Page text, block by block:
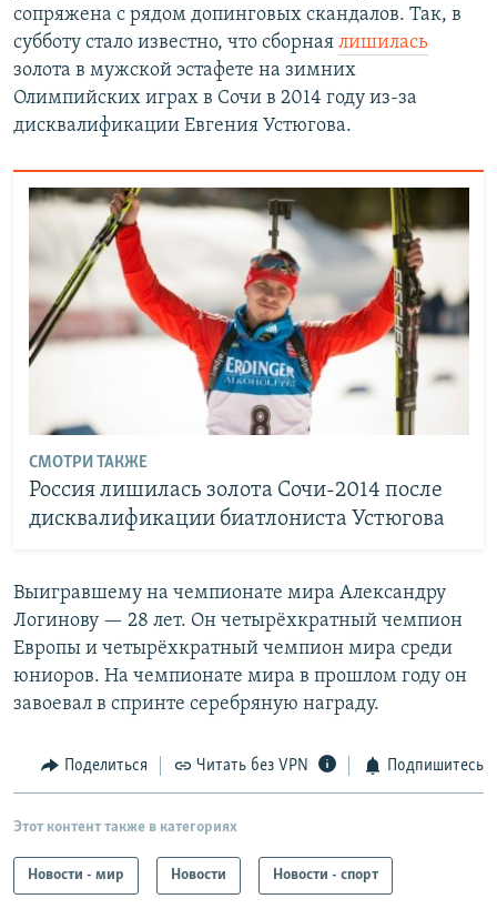
сопряжена с рядом допинговых скандалов. Так, в
субботу стало известно, что сборная лишилась
золота в мужской эстафете на зимних
Олимпийских играх в Сочи в 2014 году из-за
дисквалификации Евгения Устюгова.
СМОТРИ ТАКЖЕ
Россия лишилась золота Сочи-2014 после
дисквалификации биатлониста Устюгова
Выигравшему на чемпионате мира Александру
Логинову — 28 лет. Он четырёхкратный чемпион
Европы и четырёхкратный чемпион мира среди
юниоров. На чемпионате мира в прошлом году он
завоевал в спринте серебряную награду.
Поделиться Читать без VPN Подпишитесь
Этот контент также в категориях
Новости - мир Новости Новости - спорт